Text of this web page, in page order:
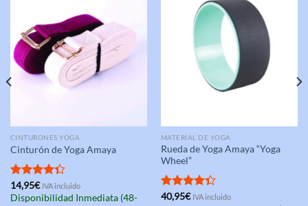
CINTURONES YOGA
Cinturón de Yoga Amaya
Valorado
con4.33
14,95€ IVA incluido
Disponibilidad Inmediata (48-
MATERIAL DE YOGA
Rueda de Yoga Amaya “Yoga
Wheel”
Valorado
40,95€ IVA incluido